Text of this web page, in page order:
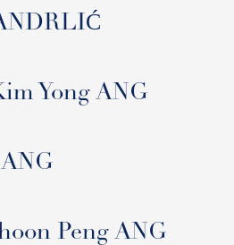
Yong ANG
Peng ANG